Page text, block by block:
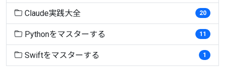
Claude実践大全 20
Pythonをマスターする 11
Swiftをマスターする 1